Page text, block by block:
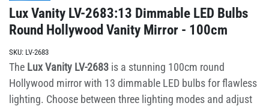
Lux Vanity LV-2683:13 Dimmable LED Bulbs
Round Hollywood Vanity Mirror - 100cm
SKU: LV-2683
The Lux Vanity LV-2683 is a stunning 100cm round
Hollywood mirror with 13 dimmable LED bulbs for flawless
lighting. Choose between three lighting modes and adjust